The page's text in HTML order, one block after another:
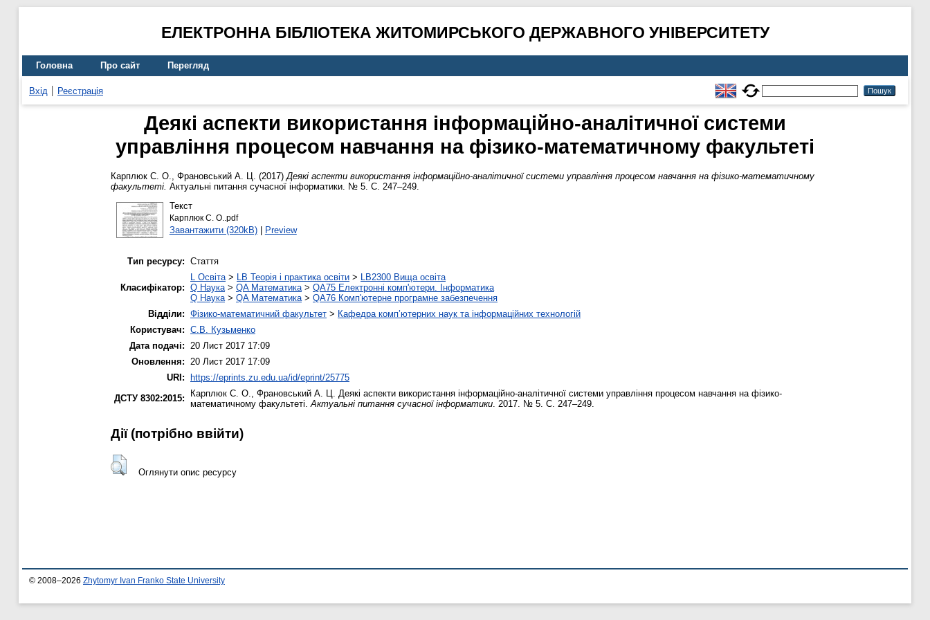
ЕЛЕКТРОННА БІБЛІОТЕКА ЖИТОМИРСЬКОГО ДЕРЖАВНОГО УНІВЕРСИТЕТУ
Головна Про сайт Перегляд
Вхід Реєстрація
Деякі аспекти використання інформаційно-аналітичної системи
управління процесом навчання на фізико-математичному факультеті
Карплюк С. О., Франовський А. Ц. (2017)Деякі аспекти використання інформаційно-аналітичної системи управління процесом навчання на фізико-математичному
факультеті. Актуальні питання сучасної інформатики. № 5. С. 247–249.
Текст
Карплюк С. О..pdf
Завантажити (320kB)| Preview
Тип ресурсу: Стаття
Класифікатор:
L Освіта> LB Теорія і практика освіти > LB2300 Вища освіта
Q Наука> QA Математика> QA75 Електронні комп'ютери. Інформатика
Q Наука> QA Математика> QA76 Комп'ютерне програмне забезпечення
Відділи: Фізико-математичний факультет > Кафедра комп’ютерних наук та інформаційних технологій
Користувач: С.В. Кузьменко
Дата подачі: 20 Лист 2017 17:09
Оновлення: 20 Лист 2017 17:09
URI:
https://eprints.zu.edu.ua/id/eprint/25775
ДСТУ 8302:2015:
Карплюк С. О., Франовський А. Ц. Деякі аспекти використання інформаційно-аналітичної системи управління процесом навчання на фізико-
математичному факультеті.Актуальні питання сучасної інформатики. 2017. № 5. С. 247–249.
Дії ​​(потрібно ввійти)
Оглянути опис ресурсу
© 2008–2026 Zhytomyr Ivan Franko State University